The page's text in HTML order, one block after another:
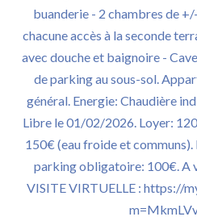
buanderie - 2 chambres de
chacune accès à la seconde
avec douche et baignoire -
de parking au sous-sol.
général. Energie: Chaudière
Libre le 01/02/2026. Loyer:
150€ (eau froide et
parking obligatoire: 100€. A
VISITE VIRTUELLE : https://